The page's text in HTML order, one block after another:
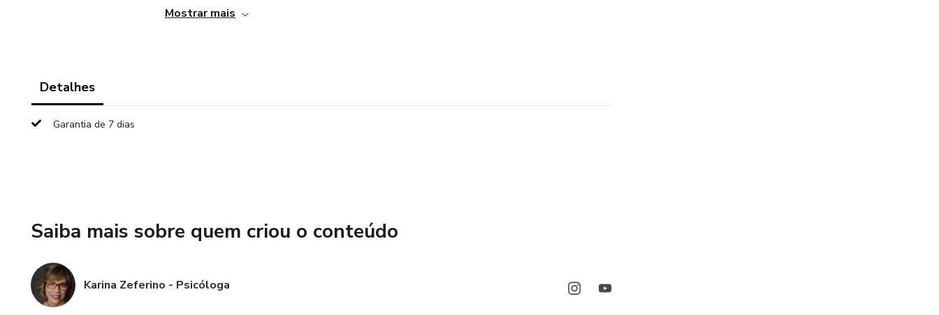
• Para mamães
Mostrar mais
Detalhes
Garantia de 7 dias
Saiba mais sobre quem criou o conteúdo
Karina Zeferino - Psicóloga